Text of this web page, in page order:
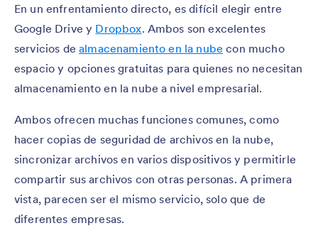
En un enfrentamiento directo, es difícil elegir entre
Google Drive y Dropbox. Ambos son excelentes
servicios dealmacenamiento en la nube con mucho
espacio y opciones gratuitas para quienes no necesitan
almacenamiento en la nube a nivel empresarial.
Ambos ofrecen muchas funciones comunes, como
hacer copias de seguridad de archivos en la nube,
sincronizar archivos en varios dispositivos y permitirle
compartir sus archivos con otras personas. A primera
vista, parecen ser el mismo servicio, solo que de
diferentes empresas.